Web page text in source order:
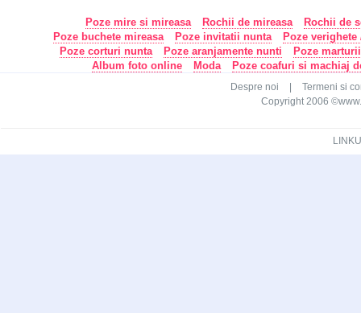
Poze mire si mireasa Rochii de mireasa
Rochii de
Poze buchete mireasa
Poze invitatii nunta
Poze
Poze corturi nunta
Poze aranjamente nunti
Poze
Album foto online
Moda Poze coafuri si machiaj
Despre noi
Termeni si
Copyright 2006